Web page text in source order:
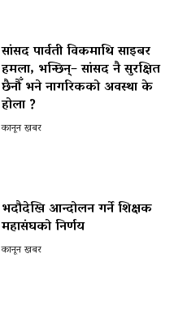
सांसद पार्वती विकमाथि साइबर
हमला, भन्छिन्– सांसद नै सुरक्षित
छैनौँ भने नागरिकको अवस्था के
होला ?
कानून खबर
भदौदेखि आन्दोलन गर्ने शिक्षक
महासंघको निर्णय
कानून खबर